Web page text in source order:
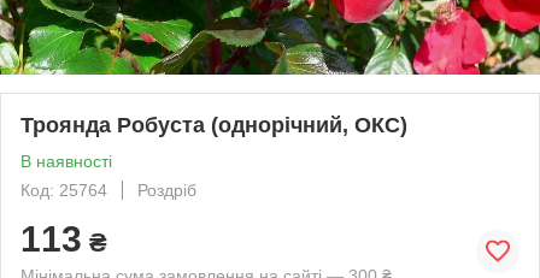
Троянда Робуста (однорічний, ОКС)
В наявності
Код: 25764
Роздріб
113 ₴